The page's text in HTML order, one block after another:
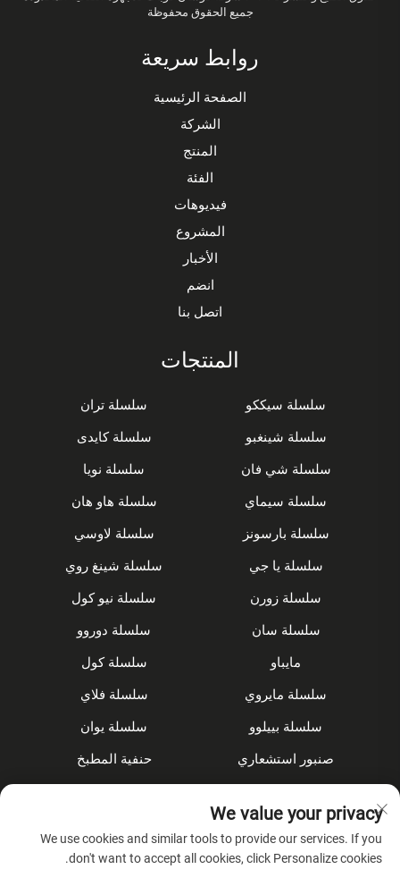
جميع الحقوق محفوظة
روابط سريعة
الصفحة الرئيسية
الشركة
المنتج
الفئة
فيديوهات
المشروع
الأخبار
انضم
اتصل بنا
المنتجات
سلسلة سيككو
سلسلة تران
سلسلة شينغبو
سلسلة كايدى
سلسلة شي فان
سلسلة نويا
سلسلة سيماي
سلسلة هاو هان
سلسلة بارسونز
سلسلة لاوسي
سلسلة يا جي
سلسلة شينغ روي
سلسلة زورن
سلسلة نيو كول
سلسلة سان
سلسلة دوروو
مايباو
سلسلة كول
سلسلة مايروي
سلسلة فلاي
سلسلة بييلوو
سلسلة يوان
صنبور استشعاري
حنفية المطبخ
الملحقاتWe value your privacy
We use cookies and similar tools to provide our services. If you
don't want to accept all cookies, click Personalize cookies.